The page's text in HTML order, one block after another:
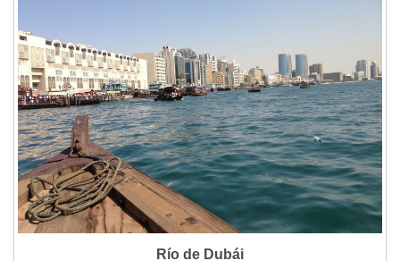
Río de Dubái